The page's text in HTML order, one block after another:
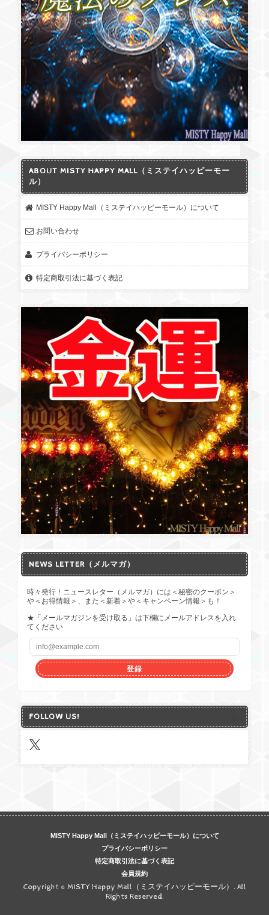
ABOUT MISTY HAPPY MALL（ミステイハッピーモー
ル）
MISTY Happy Mall（ミステイハッピーモール）について
お問い合わせ
プライバシーポリシー
特定商取引法に基づく表記
NEWS LETTER（メルマガ）
時々発行！ニュースレター（メルマガ）には＜秘密のクーポン＞
や＜お得情報＞、また＜新着＞や＜キャンペーン情報＞も！
★「メールマガジンを受け取る」は下欄にメールアドレスを入れ
てください
登録
FOLLOW US!
MISTY Happy Mall（ミステイハッピーモール）について
プライバシーポリシー
特定商取引法に基づく表記
会員規約
Copyright © MISTY Happy Mall（ミステイハッピーモール）. All
Rights Reserved.